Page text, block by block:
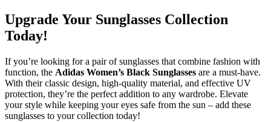
Upgrade Your Sunglasses Collection
Today!
If you’re looking for a pair of sunglasses that combine fashion with
function, the Adidas Women’s Black Sunglasses are a must-have.
With their classic design, high-quality material, and effective UV
protection, they’re the perfect addition to any wardrobe. Elevate
your style while keeping your eyes safe from the sun – add these
sunglasses to your collection today!